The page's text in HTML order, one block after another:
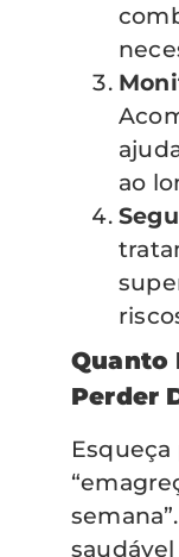
ao
Quanto
Perder